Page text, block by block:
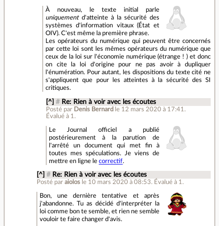
À nouveau, le texte initial parle
uniquementd'atteinte à la sécurité des
systèmes d'information vitaux (État et
OIV). C'est même la première phrase.
Les opérateurs du numérique qui peuvent être concernés
par cette loi sont les mêmes opérateurs du numérique que
ceux de la loi sur l'économie numérique (étrange ! ) et donc
on cite la loi d'origine pour ne pas avoir à dupliquer
l'énumération. Pour autant, les dispositions du texte cité ne
s'appliquent que pour les atteintes à la sécurité des SI
critiques.
[^] # Re: Rien à voir avec les écoutes
Posté par Denis Bernard le 12 mars 2020 à 17:41 .
Évalué à 1 .
Le Journal officiel a publié
postérieurement à la parution de
l'arrêté un document qui met fin à
toutes mes spéculations. Je viens de
mettre en ligne le correctif.
[^] # Re: Rien à voir avec les écoutes
Posté par aiolos le 10 mars 2020 à 08:53. Évalué à 1 .
Bon, une dernière tentative et après
j'abandonne. Tu as décidé d'interpréter la
loi comme bon te semble, et rien ne semble
vouloir te faire changer d'avis.